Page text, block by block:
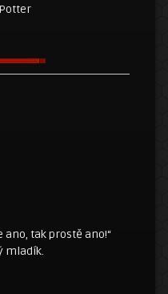
ano, tak prostě ano!“
mladík.